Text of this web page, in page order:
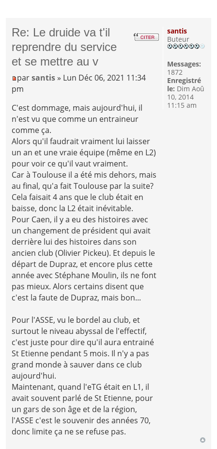
Re: Le druide va t'il
reprendre du service
et se mettre au v
parsantis » Lun Déc 06, 2021 11:34
pm
C'est dommage, mais aujourd'hui, il
n'est vu que comme un entraineur
comme ça.
Alors qu'il faudrait vraiment lui laisser
un an et une vraie équipe (même en L2)
pour voir ce qu'il vaut vraiment.
Car à Toulouse il a été mis dehors, mais
au final, qu'a fait Toulouse par la suite?
Cela faisait 4 ans que le club était en
baisse, donc la L2 était inévitable.
Pour Caen, il y a eu des histoires avec
un changement de président qui avait
derrière lui des histoires dans son
ancien club (Olivier Pickeu). Et depuis le
départ de Dupraz, et encore plus cette
année avec Stéphane Moulin, ils ne font
pas mieux. Alors certains disent que
c'est la faute de Dupraz, mais bon...
Pour l'ASSE, vu le bordel au club, et
surtout le niveau abyssal de l'effectif,
c'est juste pour dire qu'il aura entrainé
St Etienne pendant 5 mois. Il n'y a pas
grand monde à sauver dans ce club
aujourd'hui.
Maintenant, quand l'eTG était en L1, il
avait souvent parlé de St Etienne, pour
un gars de son âge et de la région,
l'ASSE c'est le souvenir des années 70,
donc limite ça ne se refuse pas.
santis
Buteur
Messages:
1872
Enregistré
le: Dim Aoû
10, 2014
11:15 am